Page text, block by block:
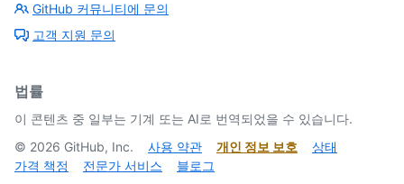
GitHub 커뮤니티에 문의
고객 지원 문의
법률
이 콘텐츠 중 일부는 기계 또는 AI로 번역되었을 수 있습니다.
© 2026 GitHub, Inc. 사용 약관 개인 정보 보호
상태
가격 책정
전문가 서비스 블로그